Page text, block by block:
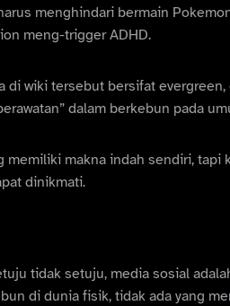
menghindari bermain
meng-trigger ADHD.
di wiki tersebut bersifat
dalam berkebun pada
memiliki makna indah sendiri, tapi
dinikmati.
tidak setuju, media sosial
di dunia fisik, tidak ada yang